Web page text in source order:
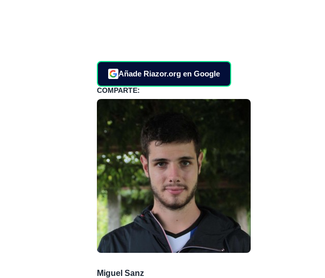
Añade Riazor.org en Google
COMPARTE:
Miguel Sanz